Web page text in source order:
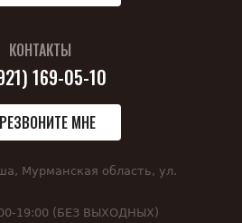
КОНТАКТЫ
169-05-10
МНЕ
Мурманская область, ул.
19:00 (БЕЗ ВЫХОДНЫХ)